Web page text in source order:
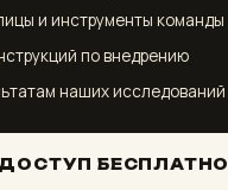
и инструменты команды
по внедрению
наших исследований
БЕСПЛАТНО